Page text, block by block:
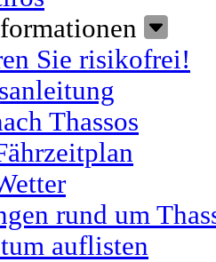
Sie risikofrei!
Thassos
rund um
auflisten